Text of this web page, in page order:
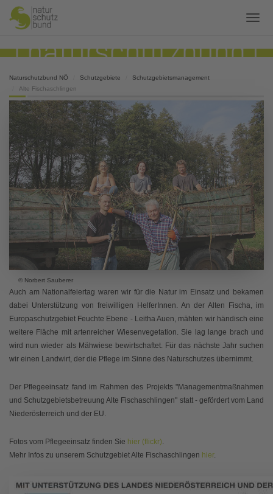
Naturschutzbund NÖ Schutzgebiete
Schutzgebietsmanagement
Alte Fischaschlingen
© Norbert Sauberer
Auch am Nationalfeiertag waren wir für die Natur im Einsatz und bekamen
dabei Unterstützung von freiwilligen HelferInnen. An der Alten Fischa, im
Europaschutzgebiet Feuchte Ebene - Leitha Auen, mähten wir händisch eine
weitere Fläche mit artenreicher Wiesenvegetation. Sie lag lange brach und
wird nun wieder als Mähwiese bewirtschaftet. Für das nächste Jahr suchen
wir einen Landwirt, der die Pflege im Sinne des Naturschutzes übernimmt.
Der Pflegeeinsatz fand im Rahmen des Projekts "Managementmaßnahmen
und Schutzgebietsbetreuung Alte Fischaschlingen" statt - gefördert vom Land
Niederösterreich und der EU.
Fotos vom Pflegeeinsatz finden Sie hier (flickr)
Mehr Infos zu unserem Schutzgebiet Alte Fischaschlingen hier.